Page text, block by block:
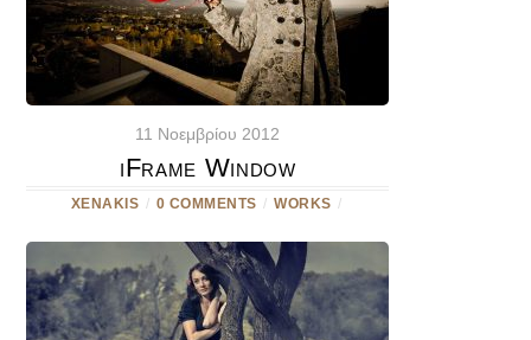
11 Νοεμβρίου 2012
iFrame Window
XENAKIS / 0 COMMENTS / WORKS /